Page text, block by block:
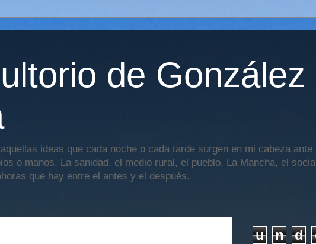
de González
ideas que cada noche o cada tarde surgen en mi cabeza
o manos. La sanidad, el medio rural, el pueblo, La Mancha, el
que hay entre el antes y el después.
u n d